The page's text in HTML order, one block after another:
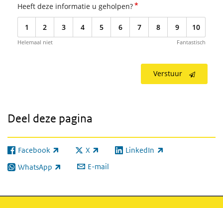
Heeft deze informatie u geholpen?*
1 2 3 4 5 6 7 8 9 10
Helemaal niet Fantastisch
Verstuur
Deel deze pagina
Facebook
(externe link) X
(externe link) LinkedIn
(externe link)
WhatsApp
(externe link) E-mail